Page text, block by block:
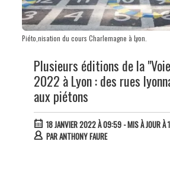
Piéto,nisation du cours Charlemagne à Lyon.
Plusieurs éditions de la
2022 à Lyon : des rues
aux piétons
18 JANVIER 2022 À 09:59- MIS À JOUR À
PARANTHONY FAURE